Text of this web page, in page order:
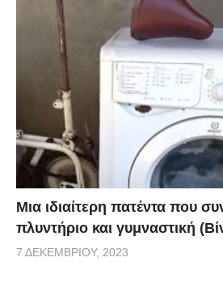
Μια ιδιαίτερη πατέντα που
πλυντήριο και γυμναστική
7 ΔΕΚΕΜΒΡΊΟΥ, 2023